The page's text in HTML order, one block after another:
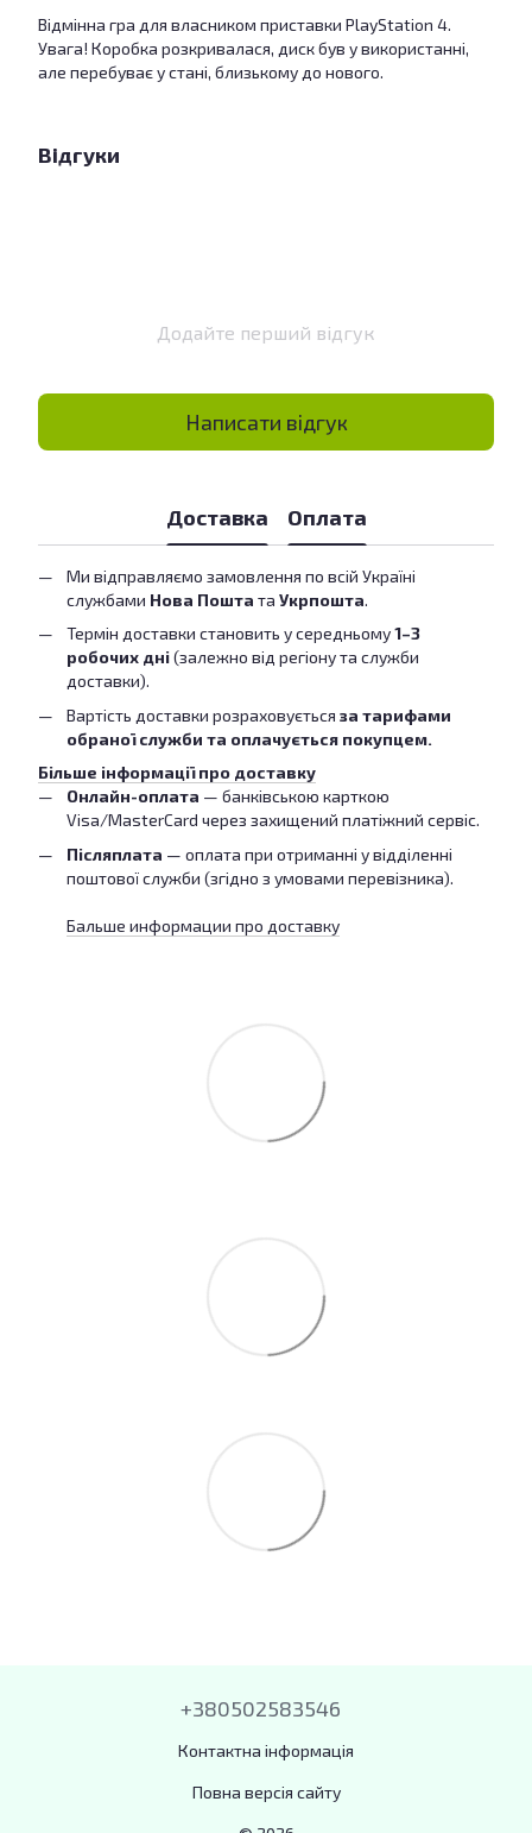
Відмінна гра для власником приставки PlayStation 4.
Увага! Коробка розкривалася, диск був у використанні,
але перебуває у стані, близькому до нового.
Відгуки
Додайте перший відгук
Написати відгук
Доставка Оплата
Ми відправляємо замовлення по всій Україні
службами Нова Пошта та Укрпошта.
Термін доставки становить у середньому1–3
робочих дні(залежно від регіону та служби
доставки).
Вартість доставки розраховується за тарифами
обраної служби та оплачується покупцем.
Більше інформації про доставку
Онлайн-оплата — банківською карткою
Visa/MasterCard через захищений платіжний сервіс.
Післяплата — оплата при отриманні у відділенні
поштової служби (згідно з умовами перевізника).
Бальше информации про доставку
+380502583546
Контактна інформація
Повна версія сайту